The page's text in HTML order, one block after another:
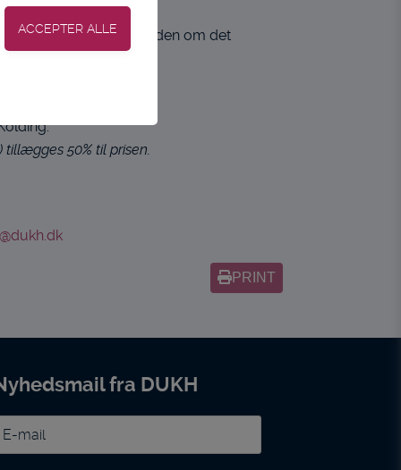
med dybdegående viden om det
50% til prisen.
PRINT
fra DUKH
E-
adgangskontrol
når denne